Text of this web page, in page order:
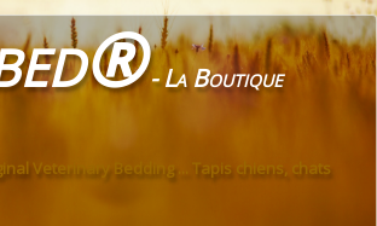
- La Boutique
Veterinary Bedding ... Tapis chiens, chats